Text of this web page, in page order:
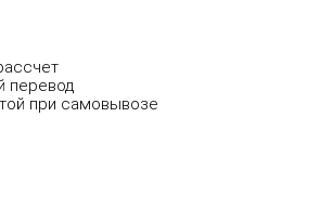
перевод
при самовывозе